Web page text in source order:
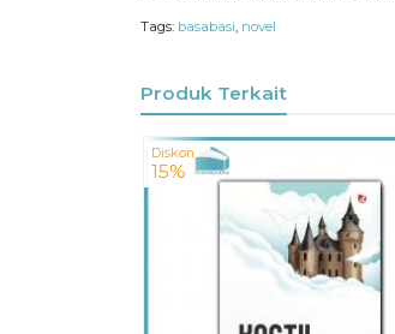
Tags: basabasi, novel
Produk Terkait
Diskon
15%